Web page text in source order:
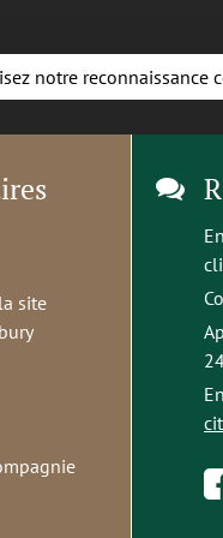
notre reconnaissance
site